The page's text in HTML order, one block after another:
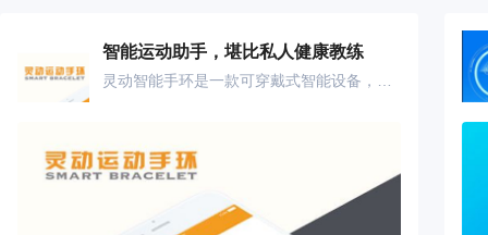
智能运动助手，堪比私人健康教练
灵动智能手环是一款可穿戴式智能设备，用户通过佩戴这款手环，可以记录日常生活中的锻炼、睡眠等实时数据。该手环可以与智能手机通过蓝牙无线同步，起到通过数据引导健康生活方式的作用。用户可以通过手机应用随时查看，了解自己的运动及睡眠数据并可以分享数据，让运动趣味化、娱乐化。 运行监测:监测每日运动量,卡路里消耗； 睡眠监测:监测每晚睡眠质量,深睡与浅睡时间； 制定目标:制定每日运行目标。